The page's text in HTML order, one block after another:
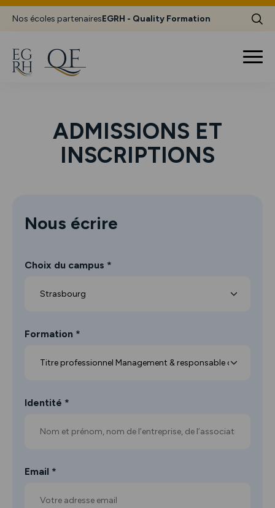
Nos écoles partenairesEGRH - Quality Formation
ADMISSIONS ET
INSCRIPTIONS
Nous écrire
Choix du campus *
Formation *
Identité *
Email *